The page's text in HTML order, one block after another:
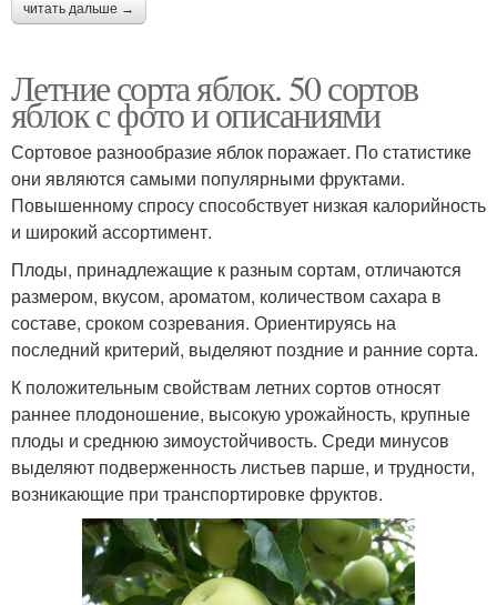
читать дальше →
Летние сорта яблок. 50 сортов
яблок с фото и описаниями
Сортовое разнообразие яблок поражает. По статистике
они являются самыми популярными фруктами.
Повышенному спросу способствует низкая калорийность
и широкий ассортимент.
Плоды, принадлежащие к разным сортам, отличаются
размером, вкусом, ароматом, количеством сахара в
составе, сроком созревания. Ориентируясь на
последний критерий, выделяют поздние и ранние сорта.
К положительным свойствам летних сортов относят
раннее плодоношение, высокую урожайность, крупные
плоды и среднюю зимоустойчивость. Среди минусов
выделяют подверженность листьев парше, и трудности,
возникающие при транспортировке фруктов.